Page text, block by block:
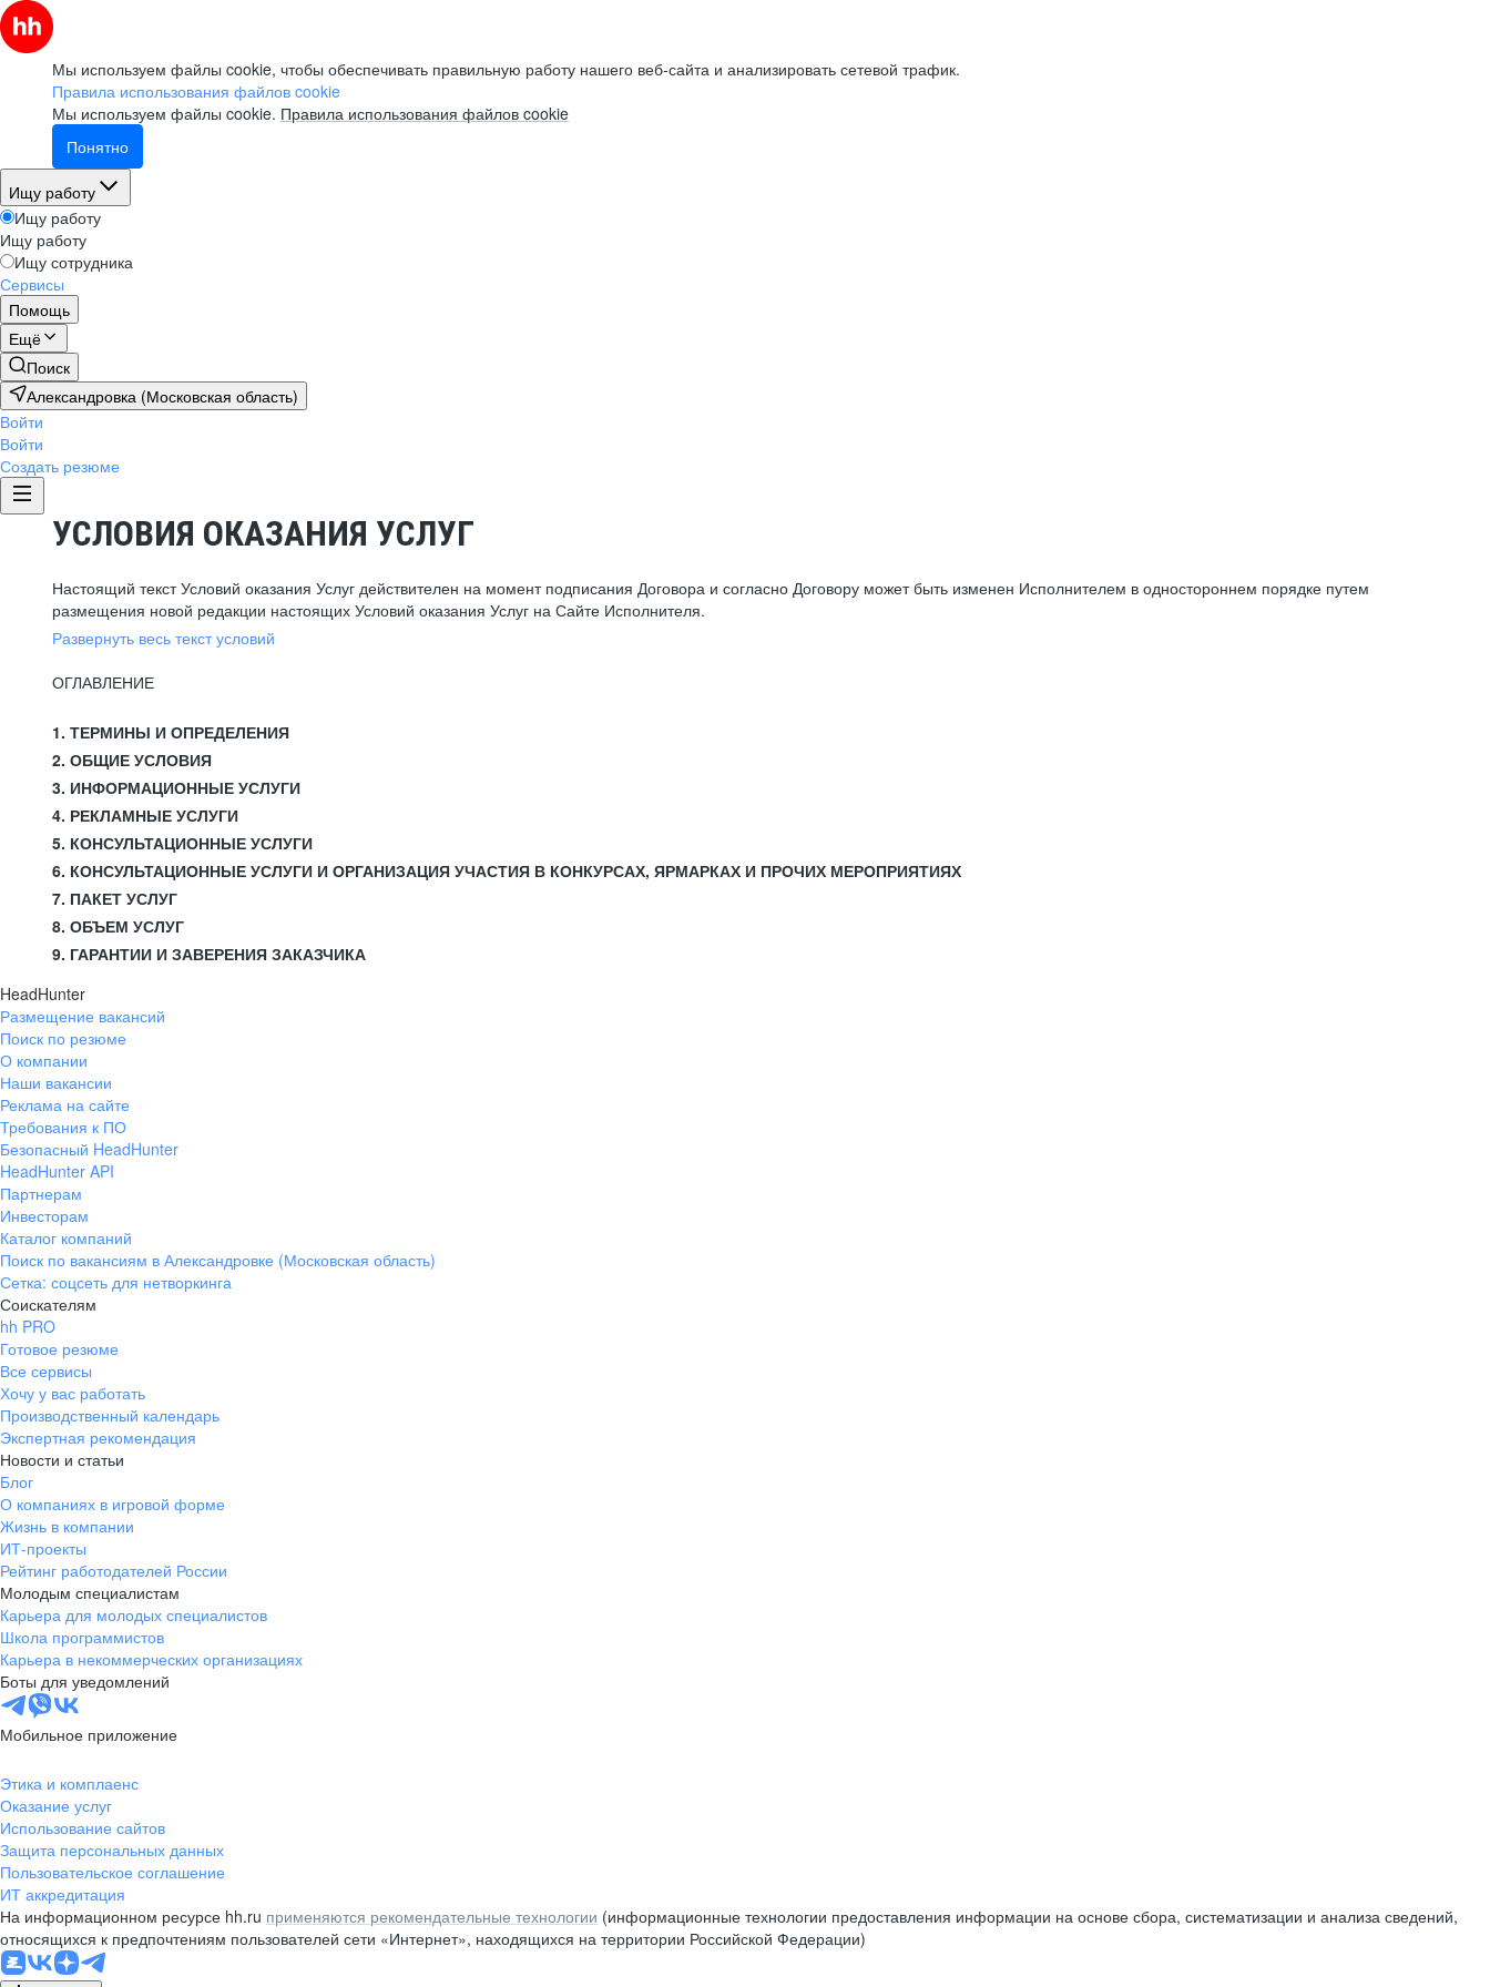
Мы используем файлы cookie, чтобы обеспечивать правильную работу нашего веб-сайта и анализировать сетевой трафик.
Правила использования файлов cookie
Мы используем файлы cookie. Правила использования файлов cookie
Понятно
Ищу работу
Ищу работу
Ищу работу
Ищу сотрудника
Сервисы
Помощь
Ещё
Поиск
Александровка (Московская область)
Войти
Войти
Создать резюме
УСЛОВИЯ ОКАЗАНИЯ УСЛУГ
Настоящий текст Условий оказания Услуг действителен на момент подписания Договора и согласно Договору может быть изменен Исполнителем в одностороннем порядке путем
размещения новой редакции настоящих Условий оказания Услуг на Сайте Исполнителя.
Развернуть весь текст условий
ОГЛАВЛЕНИЕ
1. ТЕРМИНЫ И ОПРЕДЕЛЕНИЯ
2. ОБЩИЕ УСЛОВИЯ
3. ИНФОРМАЦИОННЫЕ УСЛУГИ
4. РЕКЛАМНЫЕ УСЛУГИ
5. КОНСУЛЬТАЦИОННЫЕ УСЛУГИ
6. КОНСУЛЬТАЦИОННЫЕ УСЛУГИ И ОРГАНИЗАЦИЯ УЧАСТИЯ В КОНКУРСАХ, ЯРМАРКАХ И ПРОЧИХ МЕРОПРИЯТИЯХ
7. ПАКЕТ УСЛУГ
8. ОБЪЕМ УСЛУГ
9. ГАРАНТИИ И ЗАВЕРЕНИЯ ЗАКАЗЧИКА
HeadHunter
Размещение вакансий
Поиск по резюме
О компании
Наши вакансии
Реклама на сайте
Требования к ПО
Безопасный HeadHunter
HeadHunter API
Партнерам
Инвесторам
Каталог компаний
Поиск по вакансиям в Александровке (Московская область)
Сетка: соцсеть для нетворкинга
Соискателям
hh PRO
Готовое резюме
Все сервисы
Хочу у вас работать
Производственный календарь
Экспертная рекомендация
Новости и статьи
Блог
О компаниях в игровой форме
Жизнь в компании
ИТ-проекты
Рейтинг работодателей России
Молодым специалистам
Карьера для молодых специалистов
Школа программистов
Карьера в некоммерческих организациях
Боты для уведомлений
Мобильное приложение
Этика и комплаенс
Оказание услуг
Использование сайтов
Защита персональных данных
Пользовательское соглашение
ИТ аккредитация
На информационном ресурсе hh.ru применяются рекомендательные технологии (информационные технологии предоставления информации на основе сбора, систематизации и анализа сведений,
относящихся к предпочтениям пользователей сети «Интернет», находящихся на территории Российской Федерации)